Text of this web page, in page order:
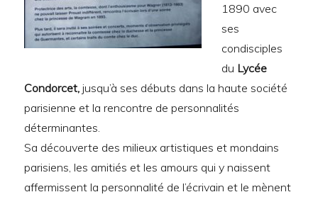
1890 avec
ses
condisciples
du Lycée
Condorcet, jusqu’à ses débuts dans la haute société
parisienne et la rencontre de personnalités
déterminantes.
Sa découverte des milieux artistiques et mondains
parisiens, les amitiés et les amours qui y naissent
affermissent la personnalité de l’écrivain et le mènent